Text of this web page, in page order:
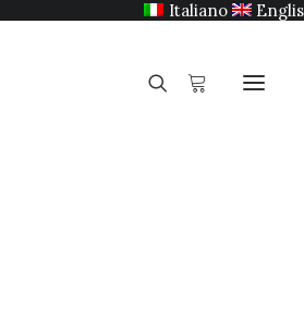
Italiano
anciens